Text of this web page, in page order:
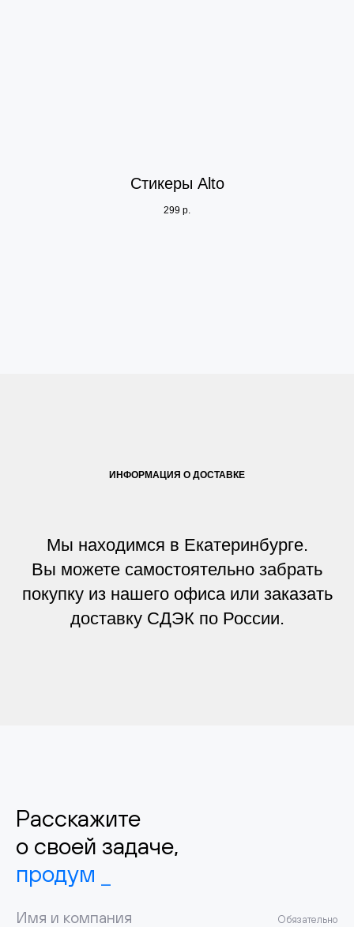
Стикеры Alto
299 р.
ИНФОРМАЦИЯ О ДОСТАВКЕ
Мы находимся в Екатеринбурге.
Вы можете самостоятельно забрать
покупку из нашего офиса или заказать
доставку СДЭК по России.
Расскажите
о своей задаче,
продумаем
Имя и компания Обязательно